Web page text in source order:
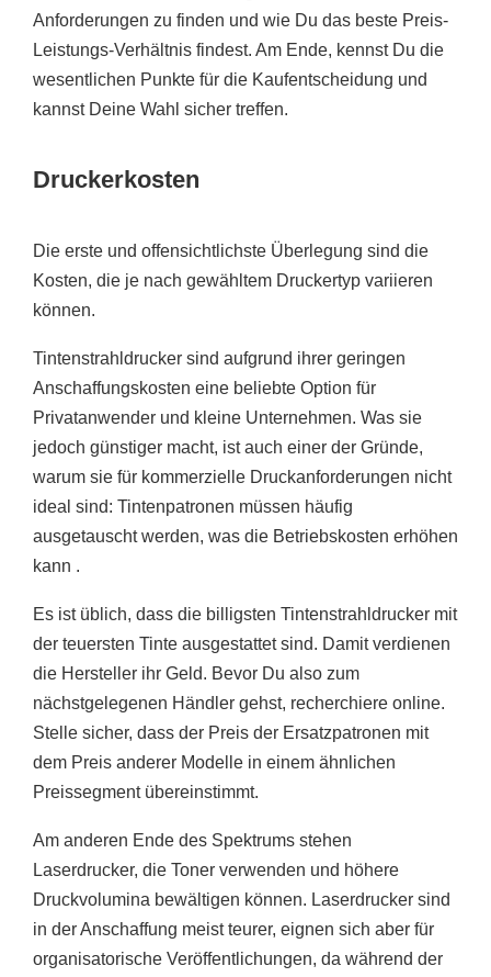
Anforderungen zu finden und wie Du das beste Preis-
Leistungs-Verhältnis findest. Am Ende, kennst Du die
wesentlichen Punkte für die Kaufentscheidung und
kannst Deine Wahl sicher treffen.
Druckerkosten
Die erste und offensichtlichste Überlegung sind die
Kosten, die je nach gewähltem Druckertyp variieren
können.
Tintenstrahldrucker sind aufgrund ihrer geringen
Anschaffungskosten eine beliebte Option für
Privatanwender und kleine Unternehmen. Was sie
jedoch günstiger macht, ist auch einer der Gründe,
warum sie für kommerzielle Druckanforderungen nicht
ideal sind: Tintenpatronen müssen häufig
ausgetauscht werden, was die Betriebskosten erhöhen
kann .
Es ist üblich, dass die billigsten Tintenstrahldrucker mit
der teuersten Tinte ausgestattet sind. Damit verdienen
die Hersteller ihr Geld. Bevor Du also zum
nächstgelegenen Händler gehst, recherchiere online.
Stelle sicher, dass der Preis der Ersatzpatronen mit
dem Preis anderer Modelle in einem ähnlichen
Preissegment übereinstimmt.
Am anderen Ende des Spektrums stehen
Laserdrucker, die Toner verwenden und höhere
Druckvolumina bewältigen können. Laserdrucker sind
in der Anschaffung meist teurer, eignen sich aber für
organisatorische Veröffentlichungen, da während der